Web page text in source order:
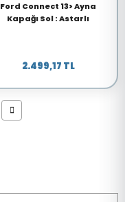
Ford Connect 13> Ayna
Kapağı Sol : Astarlı
2.499,17 TL